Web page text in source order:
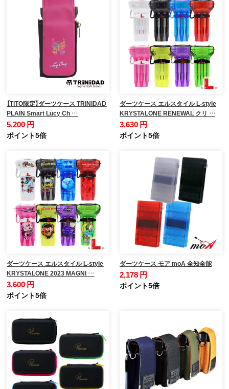
【TiTO限定】ダーツケース TRiNiDAD
PLAIN Smart Lucy Ch …
5,200 円
ポイント5倍
ダーツケース エルスタイル L-style
KRYSTALONE RENEWAL クリ …
3,630 円
ポイント5倍
ダーツケース エルスタイル L-style
KRYSTALONE 2023 MAGNI …
3,600 円
ポイント5倍
ダーツケース モア moA 全知全能
2,178 円
ポイント5倍